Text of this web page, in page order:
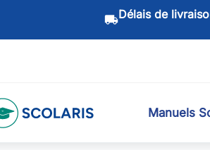
local_shippingDélais de
Manuels